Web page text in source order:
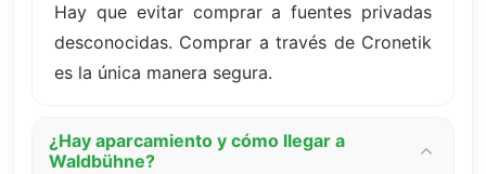
Hay que evitar comprar a fuentes privadas
desconocidas. Comprar a través de Cronetik
es la única manera segura.
¿Hay aparcamiento y cómo llegar a
Waldbühne?